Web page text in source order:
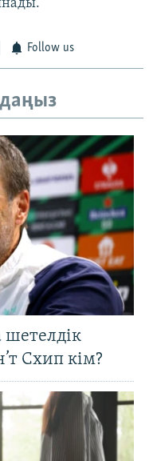
Follow us
шетелдік
Схип кім?